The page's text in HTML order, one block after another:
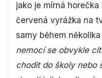
jako je mírná
červená vyrážka na
samy během několika
nemocí se obvykle
chodit do školy nebo